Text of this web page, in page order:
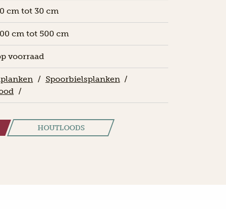
cm tot 30 cm
cm tot 500 cm
voorraad
/ Spoorbielsplanken /
/
HOUTLOODS